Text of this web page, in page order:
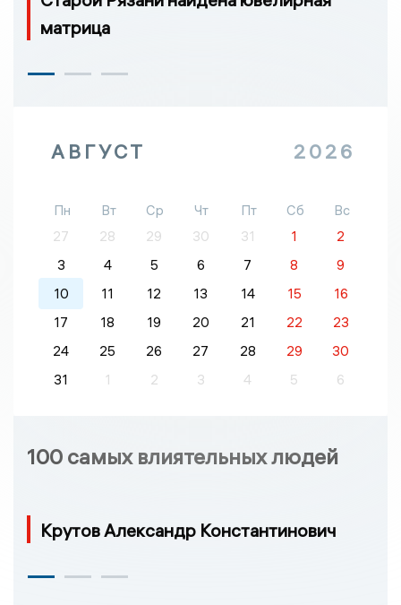
матрица
АВГУСТ 2026
Пн Вт Ср Чт Пт Сб
Вс
27
28 29 30 31 1
2
3
4 5 6 7 8
9
10
11 12 13 14 15
16
17
18 19 20 21 22
23
24
25 26 27 28 29
30
31
1 2 3 4 5 6
100 самых влиятельных людей
Крутов Александр Константинович